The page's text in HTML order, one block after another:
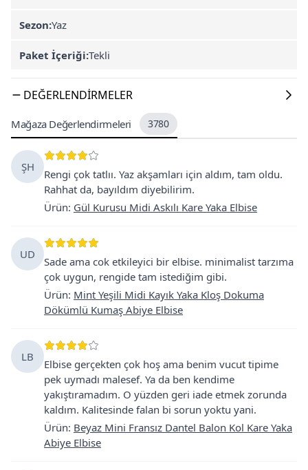
Sezon:Yaz
Paket İçeriği:Tekli
DEĞERLENDIRMELER
Mağaza Değerlendirmeleri 3780
ŞH
Rengi çok tatlıı. Yaz akşamları için aldım, tam oldu.
Rahhat da, bayıldım diyebilirim.
Ürün: Gül Kurusu Midi Askılı Kare Yaka Elbise
UD
Sade ama cok etkileyici bir elbise. minimalist tarzıma
çok uygun, rengide tam istediğim gibi.
Ürün: Mint Yeşili Midi Kayık Yaka Kloş Dokuma
Dökümlü Kumaş Abiye Elbise
LB
Elbise gerçekten çok hoş ama benim vucut tipime
pek uymadı malesef. Ya da ben kendime
yakıştıramadım. O yüzden geri iade etmek zorunda
kaldım. Kalitesinde falan bi sorun yoktu yani.
Ürün: Beyaz Mini Fransız Dantel Balon Kol Kare Yaka
Abiye Elbise